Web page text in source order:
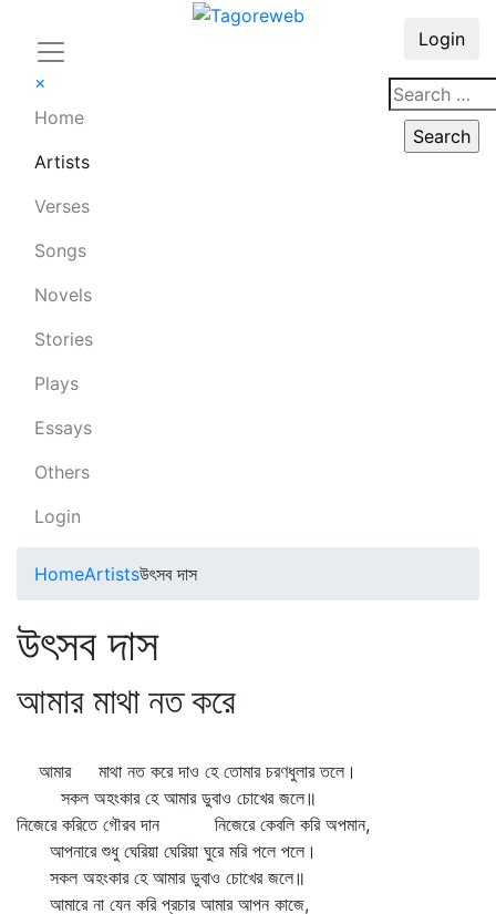
×
Home
Artists
Verses
Songs
Novels
Stories
Plays
Essays
Others
Login
Login
HomeArtistsউৎসব দাস
উৎসব দাস
আমার মাথা নত করে
আমার মাথা নত করে দাও হে তোমার চরণধুলার তলে।
সকল অহংকার হে আমার ডুবাও চোখের জলে॥
নিজেরে করিতে গৌরব দান নিজেরে কেবলি করি অপমান,
আপনারে শুধু ঘেরিয়া ঘেরিয়া ঘুরে মরি পলে পলে।
সকল অহংকার হে আমার ডুবাও চোখের জলে॥
আমারে না যেন করি প্রচার আমার আপন কাজে,